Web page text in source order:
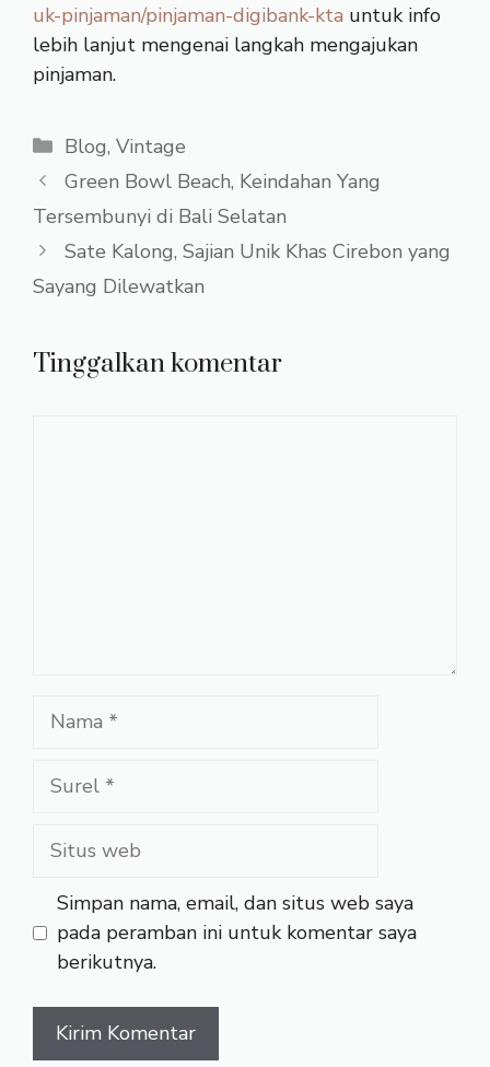
uk-pinjaman/pinjaman-digibank-kta untuk info
lebih lanjut mengenai langkah mengajukan
pinjaman.
Kategori
Blog, Vintage
Green Bowl Beach, Keindahan Yang
Tersembunyi di Bali Selatan
Sate Kalong, Sajian Unik Khas Cirebon yang
Sayang Dilewatkan
Tinggalkan komentar
Nama
Surel
Situs
Simpan nama, email, dan situs web saya
pada peramban ini untuk komentar saya
berikutnya.